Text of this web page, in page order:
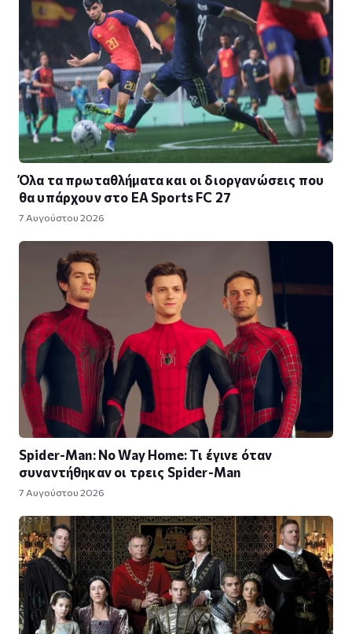
Όλα τα πρωταθλήματα και οι διοργανώσεις που
θα υπάρχουν στο EA Sports FC 27
7 Αυγούστου 2026
Spider-Man: No Way Home: Τι έγινε όταν
συναντήθηκαν οι τρεις Spider-Man
7 Αυγούστου 2026